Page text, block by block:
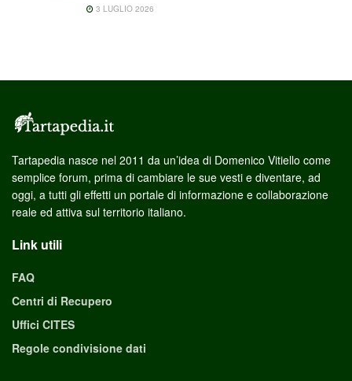
3 LUGLIO 2026
Tartapedia nasce nel 2011 da un’idea di Domenico Vitiello come
semplice forum, prima di cambiare le sue vesti e diventare, ad
oggi, a tutti gli effetti un portale di informazione e collaborazione
reale ed attiva sul territorio italiano.
Link utili
FAQ
Centri di Recupero
Uffici CITES
Regole condivisione dati